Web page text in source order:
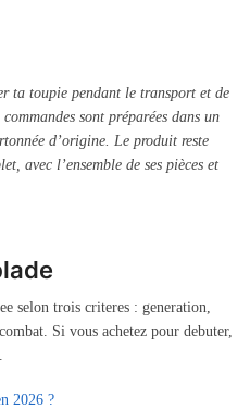
ta toupie pendant le transport et de
sont préparées dans un
d’origine. Le produit reste
avec l’ensemble de ses pièces et
selon trois criteres : generation,
Si vous achetez pour debuter,
2026 ?